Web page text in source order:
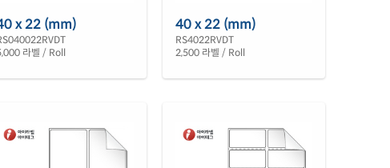
x 22 (mm)
라벨 / Roll
40 x 22 (mm)
RS4022RVDT
2,500 라벨 / Roll